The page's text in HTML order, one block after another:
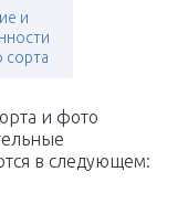
и
сорта
и фото
в следующем: